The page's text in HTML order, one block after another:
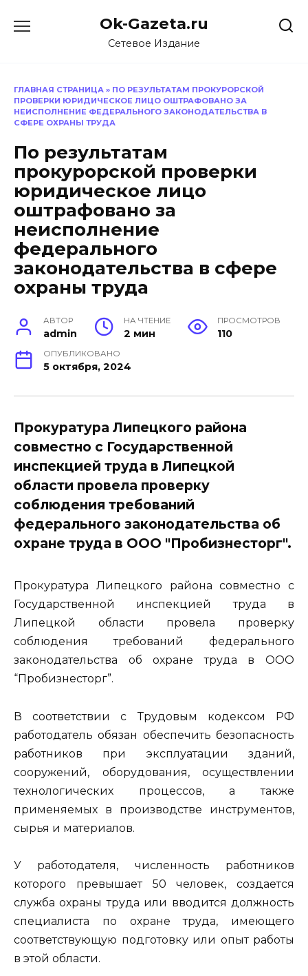
Ok-Gazeta.ru
Сетевое Издание
ГЛАВНАЯ СТРАНИЦА » ПО РЕЗУЛЬТАТАМ ПРОКУРОРСКОЙ
ПРОВЕРКИ ЮРИДИЧЕСКОЕ ЛИЦО ОШТРАФОВАНО ЗА
НЕИСПОЛНЕНИЕ ФЕДЕРАЛЬНОГО ЗАКОНОДАТЕЛЬСТВА В
СФЕРЕ ОХРАНЫ ТРУДА
По результатам
прокурорской проверки
юридическое лицо
оштрафовано за
неисполнение
федерального
законодательства в сфере
охраны труда
АВТОР
admin
НА ЧТЕНИЕ
2 мин
ПРОСМОТРОВ
110
ОПУБЛИКОВАНО
5 октября, 2024
Прокуратура Липецкого района
совместно с Государственной
инспекцией труда в Липецкой
области провела проверку
соблюдения требований
федерального законодательства об
охране труда в ООО "Пробизнесторг".
Прокуратура Липецкого района совместно с
Государственной инспекцией труда в
Липецкой области провела проверку
соблюдения требований федерального
законодательства об охране труда в ООО
“Пробизнесторг”.
В соответствии с Трудовым кодексом РФ
работодатель обязан обеспечить безопасность
работников при эксплуатации зданий,
сооружений, оборудования, осуществлении
технологических процессов, а также
применяемых в производстве инструментов,
сырья и материалов.
У работодателя, численность работников
которого превышает 50 человек, создается
служба охраны труда или вводится должность
специалиста по охране труда, имеющего
соответствующую подготовку или опыт работы
в этой области.